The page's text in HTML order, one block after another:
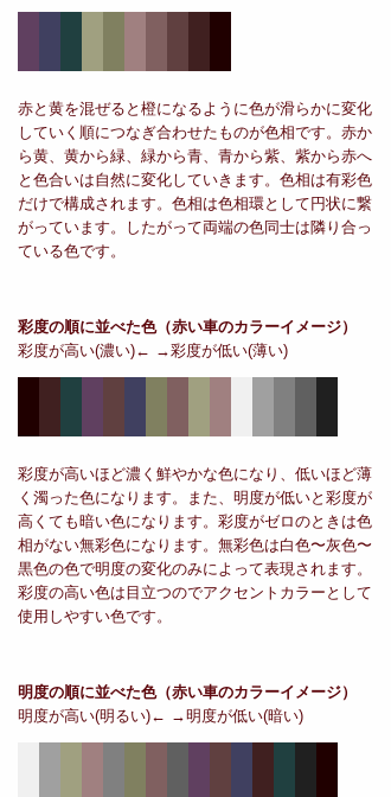
赤と黄を混ぜると橙になるように色が滑らかに変化
していく順につなぎ合わせたものが色相です。赤か
ら黄、黄から緑、緑から青、青から紫、紫から赤へ
と色合いは自然に変化していきます。色相は有彩色
だけで構成されます。色相は色相環として円状に繋
がっています。したがって両端の色同士は隣り合っ
ている色です。
彩度の順に並べた色（赤い車のカラーイメージ）
彩度が高い(濃い)← →彩度が低い(薄い)
彩度が高いほど濃く鮮やかな色になり、低いほど薄
く濁った色になります。また、明度が低いと彩度が
高くても暗い色になります。彩度がゼロのときは色
相がない無彩色になります。無彩色は白色〜灰色〜
黒色の色で明度の変化のみによって表現されます。
彩度の高い色は目立つのでアクセントカラーとして
使用しやすい色です。
明度の順に並べた色（赤い車のカラーイメージ）
明度が高い(明るい)← →明度が低い(暗い)